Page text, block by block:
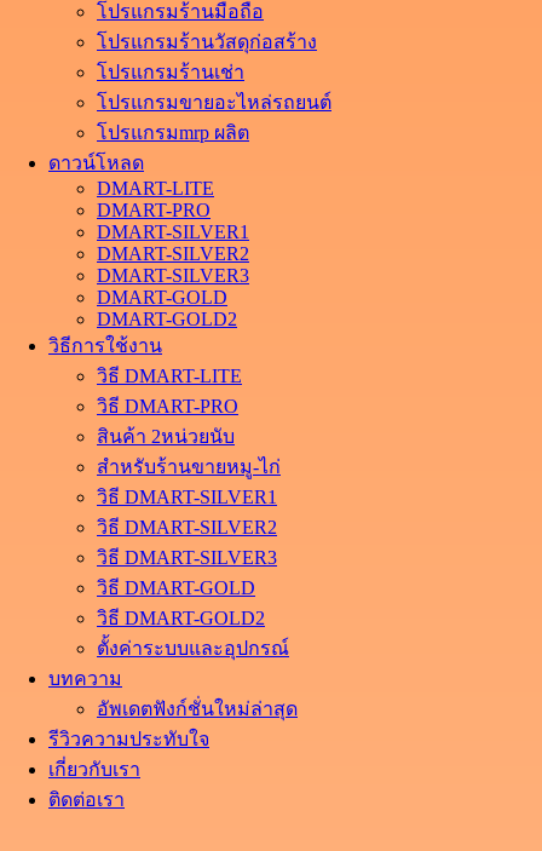
โปรแกรมร้านมือถือ
โปรแกรมร้านวัสดุก่อสร้าง
โปรแกรมร้านเช่า
โปรแกรมขายอะไหล่รถยนต์
โปรแกรมmrp ผลิต
ดาวน์โหลด
DMART-LITE
DMART-PRO
DMART-SILVER1
DMART-SILVER2
DMART-SILVER3
DMART-GOLD
DMART-GOLD2
วิธีการใช้งาน
วิธี DMART-LITE
วิธี DMART-PRO
สินค้า 2หน่วยนับ
สำหรับร้านขายหมู-ไก่
วิธี DMART-SILVER1
วิธี DMART-SILVER2
วิธี DMART-SILVER3
วิธี DMART-GOLD
วิธี DMART-GOLD2
ตั้งค่าระบบและอุปกรณ์
บทความ
อัพเดตฟังก์ชั่นใหม่ล่าสุด
รีวิวความประทับใจ
เกี่ยวกับเรา
ติดต่อเรา